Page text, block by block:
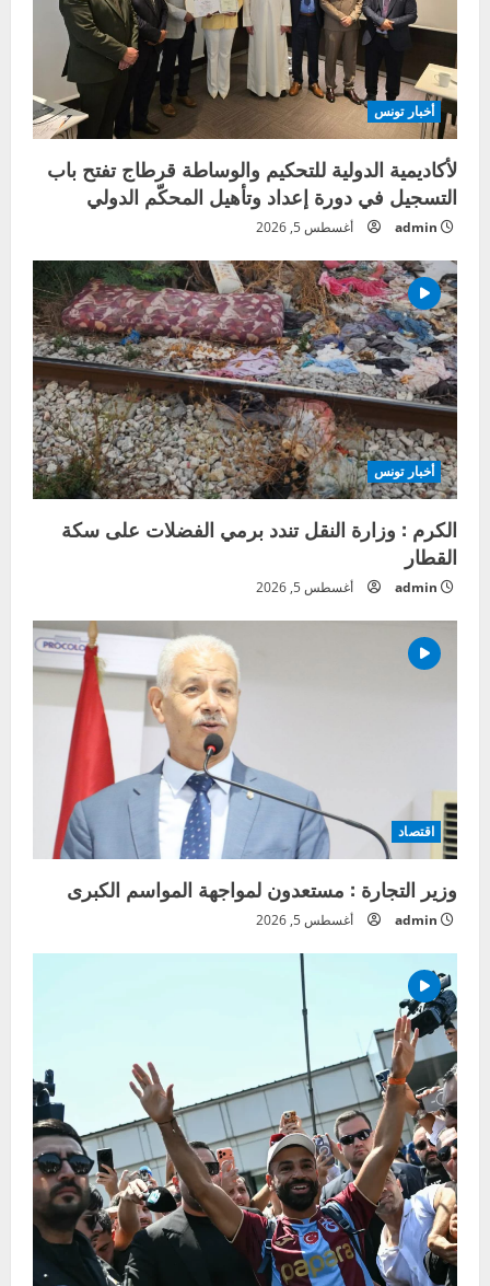
أخبار تونس
لأكاديمية الدولية للتحكيم والوساطة قرطاج تفتح باب
التسجيل في دورة إعداد وتأهيل المحكّم الدولي
admin أغسطس 5, 2026
أخبار تونس
الكرم : وزارة النقل تندد برمي الفضلات على سكة
القطار
admin أغسطس 5, 2026
اقتصاد
وزير التجارة : مستعدون لمواجهة المواسم الكبرى
admin أغسطس 5, 2026